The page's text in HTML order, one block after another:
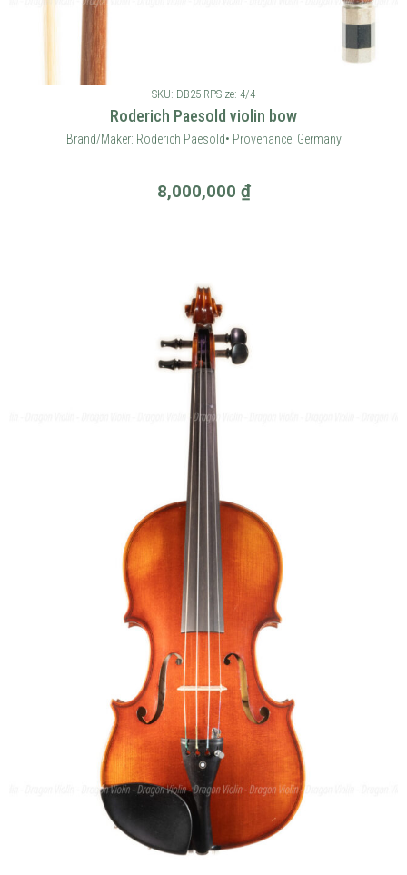
SKU: DB25-RPSize: 4/4
Roderich Paesold violin bow
Brand/Maker: Roderich Paesold• Provenance: Germany
8,000,000 ₫